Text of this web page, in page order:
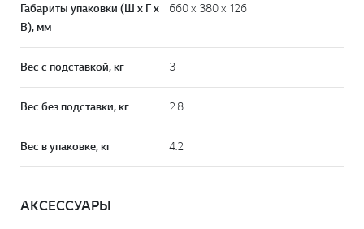
Габариты упаковки (Ш x Г x
В), мм
660 x 380 x 126
Вес с подставкой, кг 3
Вес без подставки, кг 2.8
Вес в упаковке, кг 4.2
АКСЕСCУАРЫ